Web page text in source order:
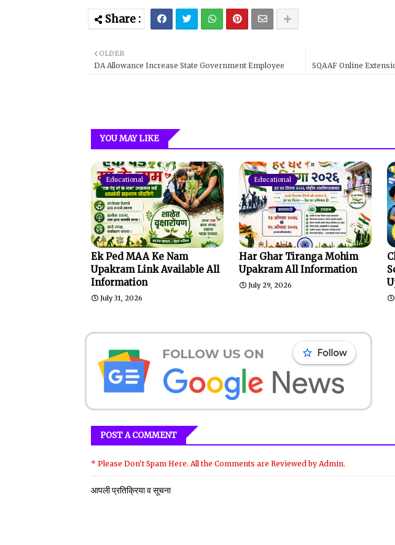
SQAAF Online
OLDER
DA Allowance Increase State Government Employee
YOU MAY LIKE
Educational
Ek Ped MAA Ke Nam
Upakram Link Available All
Information
July 31, 2026
Educational
Har Ghar Tiranga Mohim
Upakram All Information
July 29, 2026
POST A COMMENT
* Please Don't Spam Here. All the Comments are Reviewed by Admin.
आपली प्रतिक्रिया व सूचना